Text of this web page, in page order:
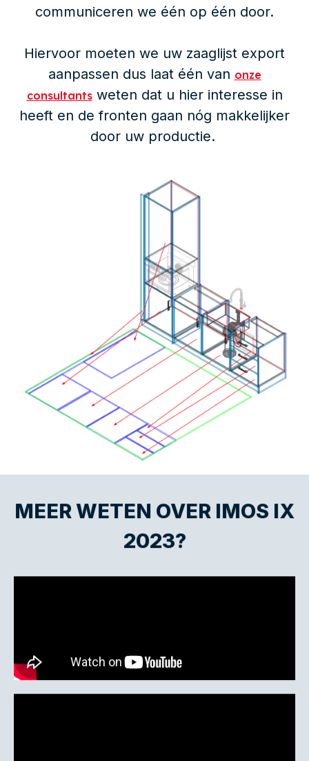
communiceren we één op één door.
Hiervoor moeten we uw zaaglijst export
aanpassen dus laat één van onze
consultantsweten dat u hier interesse in
heeft en de fronten gaan nóg makkelijker
door uw productie.
MEER WETEN OVER IMOS IX
2023?